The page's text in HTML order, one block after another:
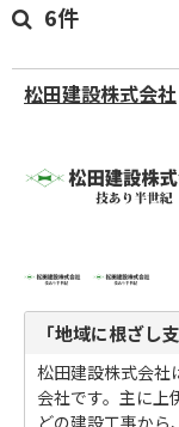
6件
松田建設株式会社
「地域に根ざし
松田建設株式会社
会社です。主に上
どの建設工事から